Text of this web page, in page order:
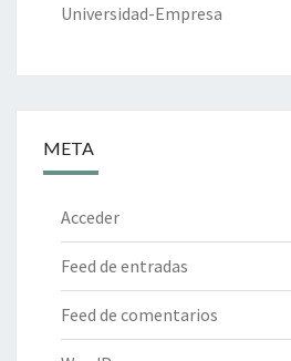
Universidad-Empresa
META
Acceder
Feed de entradas
Feed de comentarios